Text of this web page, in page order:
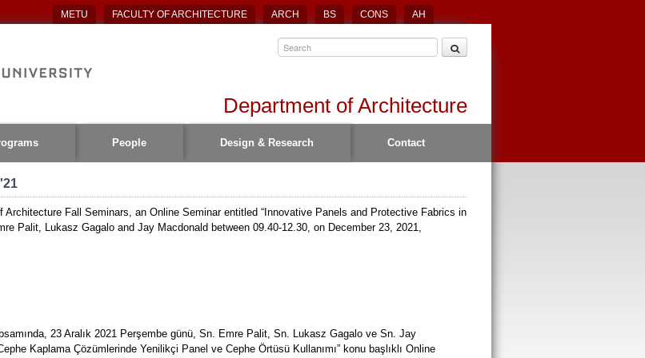
METU FACULTY OF ARCHITECTURE ARCH BS CONS AH
Department of Architecture
People Design & Research Contact
Fall Seminars, an Online Seminar entitled “Innovative Panels and Protective Fabrics in
Palit, Lukasz Gagalo and Jay Macdonald between 09.40-12.30, on December 23, 2021,
23 Aralık 2021 Perşembe günü, Sn. Emre Palit, Sn. Lukasz Gagalo ve Sn. Jay
Kaplama Çözümlerinde Yenilikçi Panel ve Cephe Örtüsü Kullanımı” konu başlıklı Online